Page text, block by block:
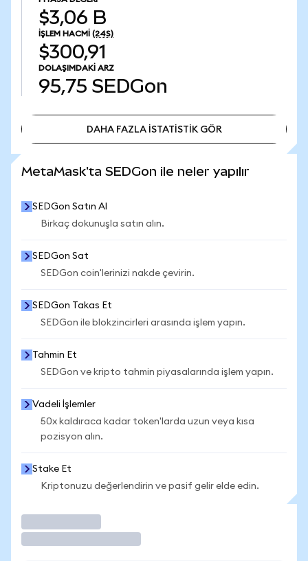
$3,06 B
İŞLEM HACMI (24S)
$300,91
DOLAŞIMDAKI ARZ
95,75 SEDGon
DAHA FAZLA İSTATİSTİK GÖR
MetaMask'ta SEDGon ile neler yapılır
SEDGon Satın Al
Birkaç dokunuşla satın alın.
SEDGon Sat
SEDGon coin'lerinizi nakde çevirin.
SEDGon Takas Et
SEDGon ile blokzincirleri arasında işlem yapın.
Tahmin Et
SEDGon ve kripto tahmin piyasalarında işlem yapın.
Vadeli İşlemler
50x kaldıraca kadar token'larda uzun veya kısa
pozisyon alın.
Stake Et
Kriptonuzu değerlendirin ve pasif gelir elde edin.